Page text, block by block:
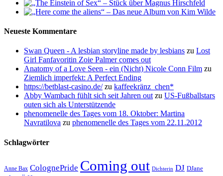
Neueste Kommentare
Swan Queen - A lesbian storyline made by lesbians zu Lost
Girl Fanfavoritin Zoie Palmer comes out
Anatomy of a Love Seen - ein (Nicht) Nicole Conn Film zu
Ziemlich imperfekt: A Perfect Ending
https://betblast-casino.de/zu kaffeekränz_chen*
Abby Wambach fühlt sich seit Jahren outzu US-Fußballstars
outen sich als Unterstützende
phenomenelle des Tages vom 18. Oktober: Martina
Navratilova zu phenomenelle des Tages vom 22.11.2012
Schlagwörter
Anne Bax ColognePride Coming out Dichterin DJ DJane